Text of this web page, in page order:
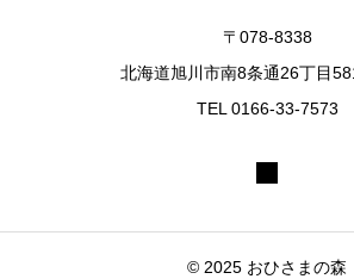
〒078-8338
北海道旭川市南8条通26丁目
TEL 0166-33-7573
© 2025 おひさまの森